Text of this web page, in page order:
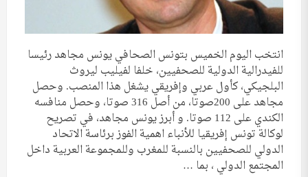
انتخب اليوم الخميس بتونس الصحافي يونس مجاهد رئيسا
للفيدرالية الدولية للصحفيين، خلفا لفيليب ليروث
البلجيكي، كأول عربي وإفريقي يشغل هذا المنصب. وحصل
مجاهد على 200صوتا، من أصل 316 صوتا، وحصل منافسه
الكندي على 112 صوتا. و أبرز يونس مجاهد، في تصريح
لوكالة تونس إفريقيا للأنباء اهمية الفوز برئاسة الاتحاد
الدولي للصحفيين بالنسبة للمغرب وللمجموعة العربية داخل
المجتمع الدولي ، بما …